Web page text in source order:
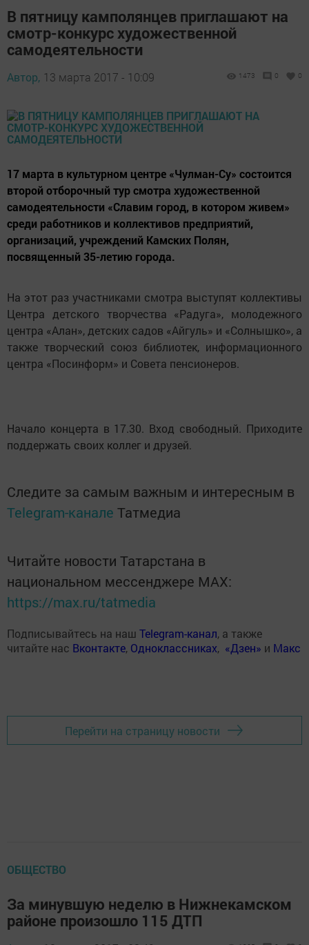
В пятницу камполянцев приглашают на
смотр-конкурс художественной
самодеятельности
Автор, 13 марта 2017 - 10:09 1473 0 0
17 марта в культурном центре «Чулман-Су» состоится
второй отборочный тур смотра художественной
самодеятельности «Славим город, в котором живем»
среди работников и коллективов предприятий,
организаций, учреждений Камских Полян,
посвященный 35-летию города.
На этот раз участниками смотра выступят коллективы
Центра детского творчества «Радуга», молодежного
центра «Алан», детских садов «Айгуль» и «Солнышко», а
также творческий союз библиотек, информационного
центра «Посинформ» и Совета пенсионеров.
Начало концерта в 17.30. Вход свободный. Приходите
поддержать своих коллег и друзей.
Следите за самым важным и интересным в
Telegram-канале Татмедиа
Читайте новости Татарстана в
национальном мессенджере MАХ:
https://max.ru/tatmedia
Подписывайтесь на наш Telegram-канал, а также
читайте нас Вконтакте, Одноклассниках, «Дзен» и Макс
Перейти на страницу новости
ОБЩЕСТВО
За минувшую неделю в Нижнекамском
районе произошло 115 ДТП